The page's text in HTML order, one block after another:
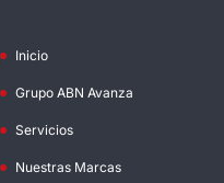
Inicio
Grupo ABN Avanza
Servicios
Nuestras Marcas